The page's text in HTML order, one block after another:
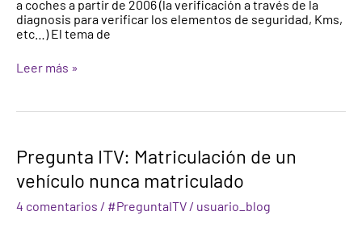
a coches a partir de 2006 (la verificación a través de la
diagnosis para verificar los elementos de seguridad, Kms,
etc…) El tema de
2018
Leer más »
Pregunta ITV: Matriculación de un
vehículo nunca matriculado
4 comentarios / #PreguntaITV / usuario_blog
Pregunta
ITV:
Matriculación
un